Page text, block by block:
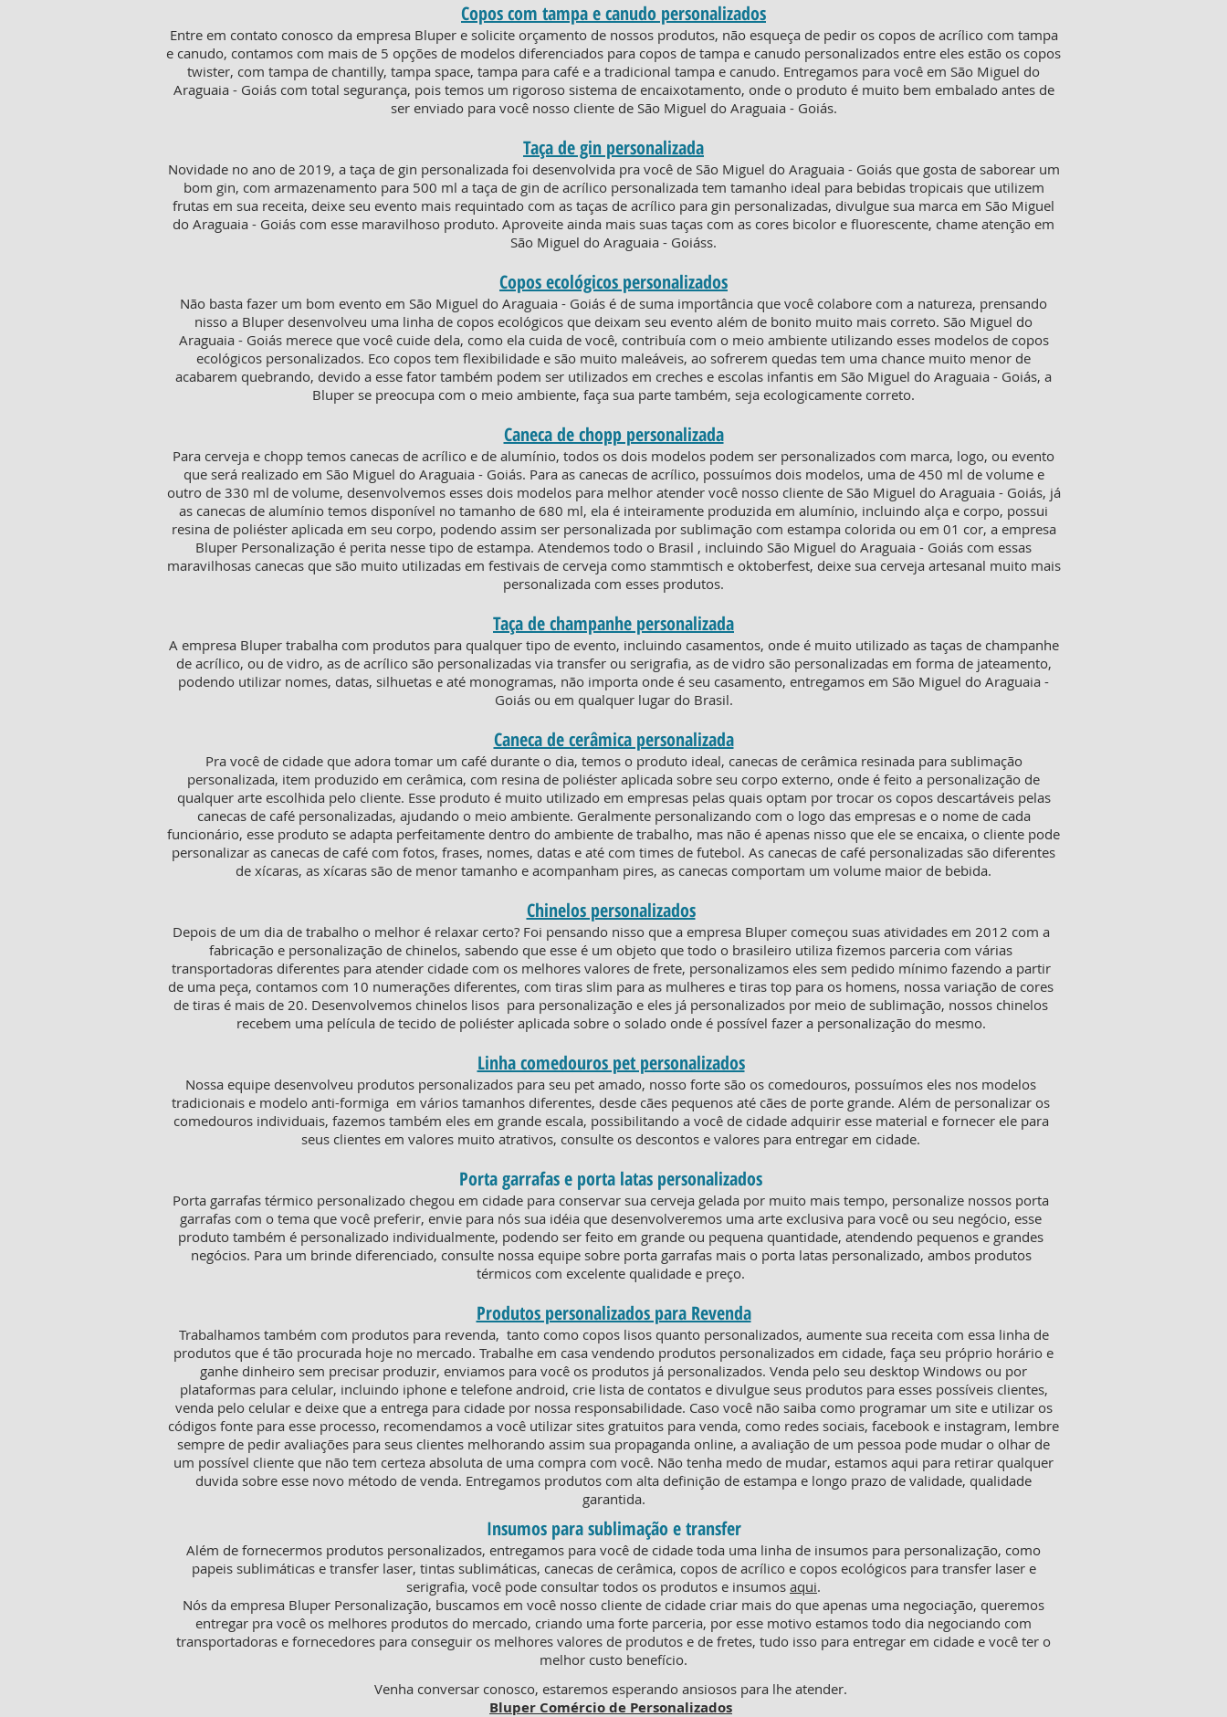
Copos com tampa e canudo personalizados
Entre em contato conosco da empresa Bluper e solicite orçamento de nossos produtos, não esqueça de pedir os copos de acrílico com tampa
e canudo, contamos com mais de 5 opções de modelos diferenciados para copos de tampa e canudo personalizados entre eles estão os copos
twister, com tampa de chantilly, tampa space, tampa para café e a tradicional tampa e canudo. Entregamos para você em São Miguel do
Araguaia - Goiás com total segurança, pois temos um rigoroso sistema de encaixotamento, onde o produto é muito bem embalado antes de
ser enviado para você nosso cliente de São Miguel do Araguaia - Goiás.
Taça de gin personalizada
Novidade no ano de 2019, a taça de gin personalizada foi desenvolvida pra você de São Miguel do Araguaia - Goiás que gosta de saborear um
bom gin, com armazenamento para 500 ml a taça de gin de acrílico personalizada tem tamanho ideal para bebidas tropicais que utilizem
frutas em sua receita, deixe seu evento mais requintado com as taças de acrílico para gin personalizadas, divulgue sua marca em São Miguel
do Araguaia - Goiás com esse maravilhoso produto. Aproveite ainda mais suas taças com as cores bicolor e fluorescente, chame atenção em
São Miguel do Araguaia - Goiáss.
Copos ecológicos personalizados
Não basta fazer um bom evento em São Miguel do Araguaia - Goiás é de suma importância que você colabore com a natureza, prensando
nisso a Bluper desenvolveu uma linha de copos ecológicos que deixam seu evento além de bonito muito mais correto. São Miguel do
Araguaia - Goiás merece que você cuide dela, como ela cuida de você, contribuía com o meio ambiente utilizando esses modelos de copos
ecológicos personalizados. Eco copos tem flexibilidade e são muito maleáveis, ao sofrerem quedas tem uma chance muito menor de
acabarem quebrando, devido a esse fator também podem ser utilizados em creches e escolas infantis em São Miguel do Araguaia - Goiás, a
Bluper se preocupa com o meio ambiente, faça sua parte também, seja ecologicamente correto.
Caneca de chopp personalizada
Para cerveja e chopp temos canecas de acrílico e de alumínio, todos os dois modelos podem ser personalizados com marca, logo, ou evento
que será realizado em São Miguel do Araguaia - Goiás. Para as canecas de acrílico, possuímos dois modelos, uma de 450 ml de volume e
outro de 330 ml de volume, desenvolvemos esses dois modelos para melhor atender você nosso cliente de São Miguel do Araguaia - Goiás, já
as canecas de alumínio temos disponível no tamanho de 680 ml, ela é inteiramente produzida em alumínio, incluindo alça e corpo, possui
resina de poliéster aplicada em seu corpo, podendo assim ser personalizada por sublimação com estampa colorida ou em 01 cor, a empresa
Bluper Personalização é perita nesse tipo de estampa. Atendemos todo o Brasil , incluindo São Miguel do Araguaia - Goiás com essas
maravilhosas canecas que são muito utilizadas em festivais de cerveja como stammtisch e oktoberfest, deixe sua cerveja artesanal muito mais
personalizada com esses produtos.
Taça de champanhe personalizada
A empresa Bluper trabalha com produtos para qualquer tipo de evento, incluindo casamentos, onde é muito utilizado as taças de champanhe
de acrílico, ou de vidro, as de acrílico são personalizadas via transfer ou serigrafia, as de vidro são personalizadas em forma de jateamento,
podendo utilizar nomes, datas, silhuetas e até monogramas, não importa onde é seu casamento, entregamos em São Miguel do Araguaia -
Goiás ou em qualquer lugar do Brasil.
Caneca de cerâmica personalizada
Pra você de cidade que adora tomar um café durante o dia, temos o produto ideal, canecas de cerâmica resinada para sublimação
personalizada, item produzido em cerâmica, com resina de poliéster aplicada sobre seu corpo externo, onde é feito a personalização de
qualquer arte escolhida pelo cliente. Esse produto é muito utilizado em empresas pelas quais optam por trocar os copos descartáveis pelas
canecas de café personalizadas, ajudando o meio ambiente. Geralmente personalizando com o logo das empresas e o nome de cada
funcionário, esse produto se adapta perfeitamente dentro do ambiente de trabalho, mas não é apenas nisso que ele se encaixa, o cliente pode
personalizar as canecas de café com fotos, frases, nomes, datas e até com times de futebol. As canecas de café personalizadas são diferentes
de xícaras, as xícaras são de menor tamanho e acompanham pires, as canecas comportam um volume maior de bebida.
Chinelos personalizados
Depois de um dia de trabalho o melhor é relaxar certo? Foi pensando nisso que a empresa Bluper começou suas atividades em 2012 com a
fabricação e personalização de chinelos, sabendo que esse é um objeto que todo o brasileiro utiliza fizemos parceria com várias
transportadoras diferentes para atender cidade com os melhores valores de frete, personalizamos eles sem pedido mínimo fazendo a partir
de uma peça, contamos com 10 numerações diferentes, com tiras slim para as mulheres e tiras top para os homens, nossa variação de cores
de tiras é mais de 20. Desenvolvemos chinelos lisos para personalização e eles já personalizados por meio de sublimação, nossos chinelos
recebem uma película de tecido de poliéster aplicada sobre o solado onde é possível fazer a personalização do mesmo.
Linha comedouros pet personalizados
Nossa equipe desenvolveu produtos personalizados para seu pet amado, nosso forte são os comedouros, possuímos eles nos modelos
tradicionais e modelo anti-formiga em vários tamanhos diferentes, desde cães pequenos até cães de porte grande. Além de personalizar os
comedouros individuais, fazemos também eles em grande escala, possibilitando a você de cidade adquirir esse material e fornecer ele para
seus clientes em valores muito atrativos, consulte os descontos e valores para entregar em cidade.
Porta garrafas e porta latas personalizados
Porta garrafas térmico personalizado chegou em cidade para conservar sua cerveja gelada por muito mais tempo, personalize nossos porta
garrafas com o tema que você preferir, envie para nós sua idéia que desenvolveremos uma arte exclusiva para você ou seu negócio, esse
produto também é personalizado individualmente, podendo ser feito em grande ou pequena quantidade, atendendo pequenos e grandes
negócios. Para um brinde diferenciado, consulte nossa equipe sobre porta garrafas mais o porta latas personalizado, ambos produtos
térmicos com excelente qualidade e preço.
Produtos personalizados para Revenda
Trabalhamos também com produtos para revenda, tanto como copos lisos quanto personalizados, aumente sua receita com essa linha de
produtos que é tão procurada hoje no mercado. Trabalhe em casa vendendo produtos personalizados em cidade, faça seu próprio horário e
ganhe dinheiro sem precisar produzir, enviamos para você os produtos já personalizados. Venda pelo seu desktop Windows ou por
plataformas para celular, incluindo iphone e telefone android, crie lista de contatos e divulgue seus produtos para esses possíveis clientes,
venda pelo celular e deixe que a entrega para cidade por nossa responsabilidade. Caso você não saiba como programar um site e utilizar os
códigos fonte para esse processo, recomendamos a você utilizar sites gratuitos para venda, como redes sociais, facebook e instagram, lembre
sempre de pedir avaliações para seus clientes melhorando assim sua propaganda online, a avaliação de um pessoa pode mudar o olhar de
um possível cliente que não tem certeza absoluta de uma compra com você. Não tenha medo de mudar, estamos aqui para retirar qualquer
duvida sobre esse novo método de venda. Entregamos produtos com alta definição de estampa e longo prazo de validade, qualidade
garantida.
Insumos para sublimação e transfer
Além de fornecermos produtos personalizados, entregamos para você de cidade toda uma linha de insumos para personalização, como
papeis sublimáticas e transfer laser, tintas sublimáticas, canecas de cerâmica, copos de acrílico e copos ecológicos para transfer laser e
serigrafia, você pode consultar todos os produtos e insumos aqui.
Nós da empresa Bluper Personalização, buscamos em você nosso cliente de cidade criar mais do que apenas uma negociação, queremos
entregar pra você os melhores produtos do mercado, criando uma forte parceria, por esse motivo estamos todo dia negociando com
transportadoras e fornecedores para conseguir os melhores valores de produtos e de fretes, tudo isso para entregar em cidade e você ter o
melhor custo benefício.
Venha conversar conosco, estaremos esperando ansiosos para lhe atender.
Bluper Comércio de Personalizados